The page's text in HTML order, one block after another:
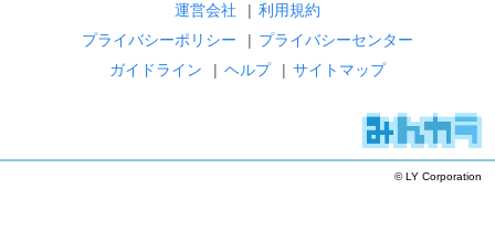
運営会社 | 利用規約
プライバシーポリシー
| プライバシーセンター
ガイドライン
| ヘルプ | サイトマップ
© LY Corporation